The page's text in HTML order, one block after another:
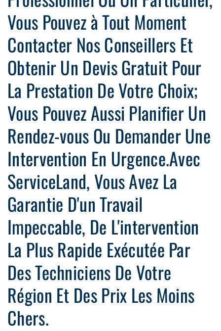
Vous Pouvez à Tout Moment
Contacter Nos Conseillers Et
Obtenir Un Devis Gratuit Pour
La Prestation De Votre Choix;
Vous Pouvez Aussi Planifier Un
Rendez-vous Ou Demander Une
Intervention En Urgence.Avec
ServiceLand, Vous Avez La
Garantie D'un Travail
Impeccable, De L'intervention
La Plus Rapide Exécutée Par
Des Techniciens De Votre
Région Et Des Prix Les Moins
Chers.